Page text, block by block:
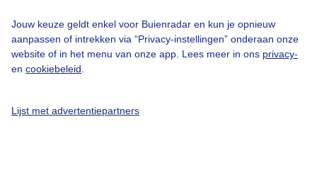
Jouw keuze geldt enkel voor Buienradar en kun je opnieuw
aanpassen of intrekken via “Privacy-instellingen” onderaan onze
website of in het menu van onze app. Lees meer in ons privacy-
en cookiebeleid
Lijst met advertentiepartners